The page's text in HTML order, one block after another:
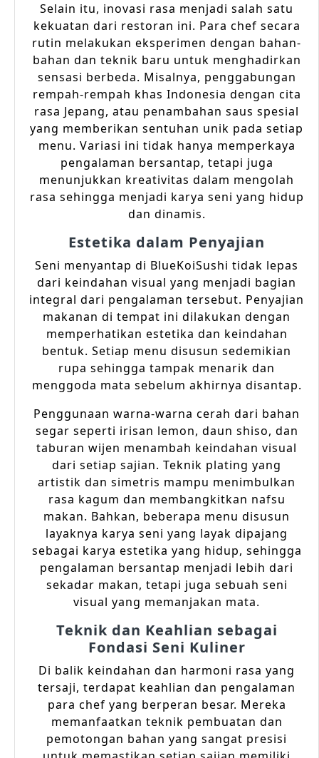
Selain itu, inovasi rasa menjadi salah satu
kekuatan dari restoran ini. Para chef secara
rutin melakukan eksperimen dengan bahan-
bahan dan teknik baru untuk menghadirkan
sensasi berbeda. Misalnya, penggabungan
rempah-rempah khas Indonesia dengan cita
rasa Jepang, atau penambahan saus spesial
yang memberikan sentuhan unik pada setiap
menu. Variasi ini tidak hanya memperkaya
pengalaman bersantap, tetapi juga
menunjukkan kreativitas dalam mengolah
rasa sehingga menjadi karya seni yang hidup
dan dinamis.
Estetika dalam Penyajian
Seni menyantap di BlueKoiSushi tidak lepas
dari keindahan visual yang menjadi bagian
integral dari pengalaman tersebut. Penyajian
makanan di tempat ini dilakukan dengan
memperhatikan estetika dan keindahan
bentuk. Setiap menu disusun sedemikian
rupa sehingga tampak menarik dan
menggoda mata sebelum akhirnya disantap.
Penggunaan warna-warna cerah dari bahan
segar seperti irisan lemon, daun shiso, dan
taburan wijen menambah keindahan visual
dari setiap sajian. Teknik plating yang
artistik dan simetris mampu menimbulkan
rasa kagum dan membangkitkan nafsu
makan. Bahkan, beberapa menu disusun
layaknya karya seni yang layak dipajang
sebagai karya estetika yang hidup, sehingga
pengalaman bersantap menjadi lebih dari
sekadar makan, tetapi juga sebuah seni
visual yang memanjakan mata.
Teknik dan Keahlian sebagai
Fondasi Seni Kuliner
Di balik keindahan dan harmoni rasa yang
tersaji, terdapat keahlian dan pengalaman
para chef yang berperan besar. Mereka
memanfaatkan teknik pembuatan dan
pemotongan bahan yang sangat presisi